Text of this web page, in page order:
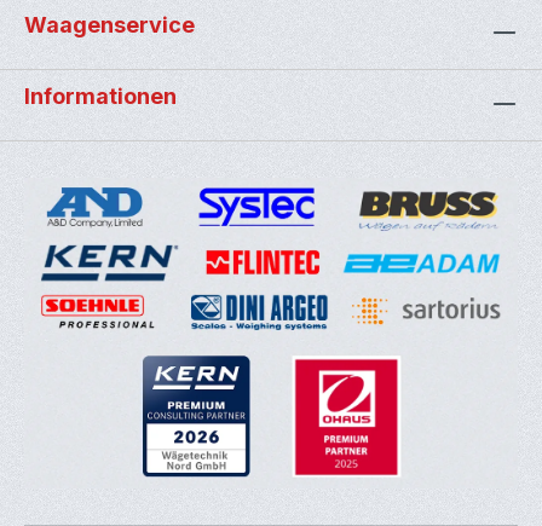
Waagenservice
Informationen